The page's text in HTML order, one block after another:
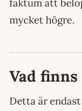
faktum att
mycket högre.
Vad
Detta är